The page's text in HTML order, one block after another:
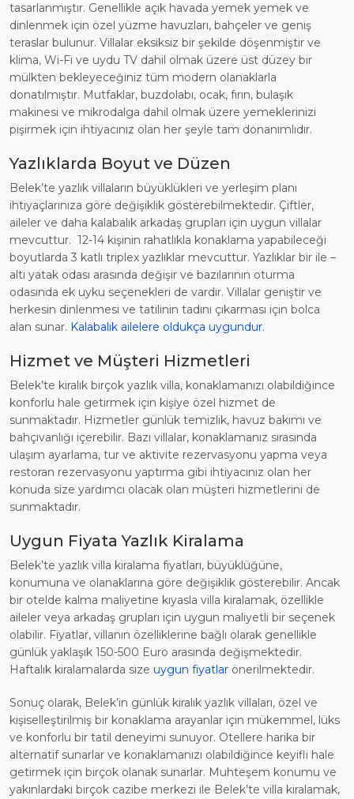
tasarlanmıştır. Genellikle açık havada yemek yemek ve
dinlenmek için özel yüzme havuzları, bahçeler ve geniş
teraslar bulunur. Villalar eksiksiz bir şekilde döşenmiştir ve
klima, Wi-Fi ve uydu TV dahil olmak üzere üst düzey bir
mülkten bekleyeceğiniz tüm modern olanaklarla
donatılmıştır. Mutfaklar, buzdolabı, ocak, fırın, bulaşık
makinesi ve mikrodalga dahil olmak üzere yemeklerinizi
pişirmek için ihtiyacınız olan her şeyle tam donanımlıdır.
Yazlıklarda Boyut ve Düzen
Belek’te yazlık villaların büyüklükleri ve yerleşim planı
ihtiyaçlarınıza göre değişiklik gösterebilmektedir. Çiftler,
aileler ve daha kalabalık arkadaş grupları için uygun villalar
mevcuttur. 12-14 kişinin rahatlıkla konaklama yapabileceği
boyutlarda 3 katlı triplex yazlıklar mevcuttur. Yazlıklar bir ile –
altı yatak odası arasında değişir ve bazılarının oturma
odasında ek uyku seçenekleri de vardır. Villalar geniştir ve
herkesin dinlenmesi ve tatilinin tadını çıkarması için bolca
alan sunar. Kalabalık ailelere oldukça uygundur.
Hizmet ve Müşteri Hizmetleri
Belek’te kiralık birçok yazlık villa, konaklamanızı olabildiğince
konforlu hale getirmek için kişiye özel hizmet de
sunmaktadır. Hizmetler günlük temizlik, havuz bakımı ve
bahçıvanlığı içerebilir. Bazı villalar, konaklamanız sırasında
ulaşım ayarlama, tur ve aktivite rezervasyonu yapma veya
restoran rezervasyonu yaptırma gibi ihtiyacınız olan her
konuda size yardımcı olacak olan müşteri hizmetlerini de
sunmaktadır.
Uygun Fiyata Yazlık Kiralama
Belek’te yazlık villa kiralama fiyatları, büyüklüğüne,
konumuna ve olanaklarına göre değişiklik gösterebilir. Ancak
bir otelde kalma maliyetine kıyasla villa kiralamak, özellikle
aileler veya arkadaş grupları için uygun maliyetli bir seçenek
olabilir. Fiyatlar, villanın özelliklerine bağlı olarak genellikle
günlük yaklaşık 150-500 Euro arasında değişmektedir.
Haftalık kiralamalarda size uygun fiyatlar önerilmektedir.
Sonuç olarak, Belek’in günlük kiralık yazlık villaları, özel ve
kişiselleştirilmiş bir konaklama arayanlar için mükemmel, lüks
ve konforlu bir tatil deneyimi sunuyor. Otellere harika bir
alternatif sunarlar ve konaklamanızı olabildiğince keyifli hale
getirmek için birçok olanak sunarlar. Muhteşem konumu ve
yakınlardaki birçok cazibe merkezi ile Belek’te villa kiralamak,